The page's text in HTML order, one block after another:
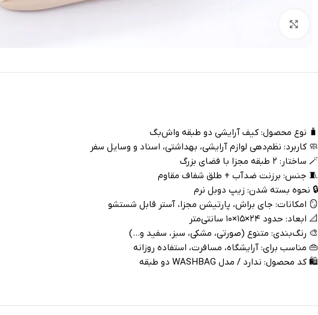
🧳 نوع محصول: کیف آرایشی دو طبقه واش‌بگ
🧼 کاربرد: نظم‌دهی لوازم آرایشی، بهداشتی، اسناد و وسایل سفر
🪄 ساختار: ۲ طبقه مجزا با فضای بزرگ
🧵 جنس: برزنت ضدآب + طلق شفاف مقاوم
🔒 نحوه بسته شدن: زیپ دوبل نرم
🪞 امکانات: جای براش، پارتیشن مجزا، آستر قابل شستشو
📐 ابعاد: حدود ۲۴×۱۵×۱۰ سانتی‌متر
🎨 رنگ‌بندی: متنوع (صورتی، مشکی، سبز، سفید و…)
👜 مناسب برای: آرایشگاه، مسافرت، استفاده روزانه
🛍 کد محصول: ندارد / مدل WASHBAG دو طبقه